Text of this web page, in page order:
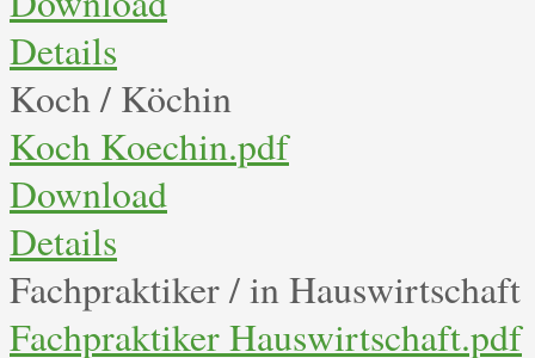
Details
Koch / Köchin
Koch Koechin.pdf
Download
Details
Fachpraktiker / in Hauswirtschaft
Fachpraktiker Hauswirtschaft.pdf